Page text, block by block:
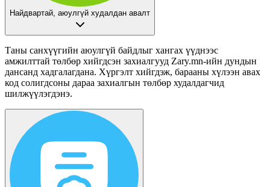
Найдвартай, аюулгүй худалдан авалт
Таны санхүүгийн аюулгүй байдлыг хангах үүднээс
амжилттай төлбөр хийгдсэн захиалгууд Zary.mn-ийн дундын
дансанд хадгалагдана. Хүргэлт хийгдэж, барааны хүлээн авах
код солигдсоны дараа захиалгын төлбөр худалдагчид
шилжүүлэгдэнэ.